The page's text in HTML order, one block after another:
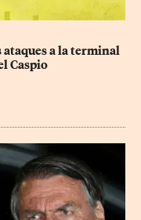
ataques a la terminal
Caspio